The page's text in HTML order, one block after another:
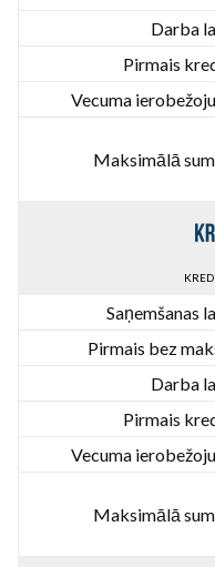
Darba
Pirmais
Vecuma
Maksimālā
Saņemšanas
Pirmais bez
Darba
Pirmais
Vecuma
Maksimālā